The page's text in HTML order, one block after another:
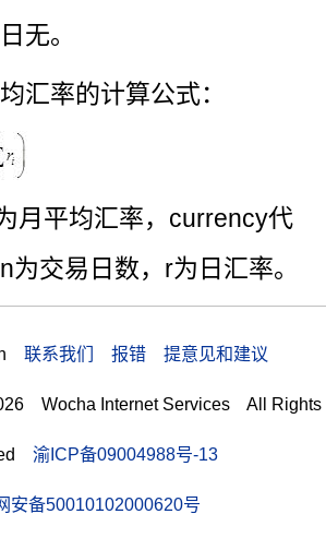
无。
汇率的计算公式：
月平均汇率，currency代
为交易日数，r为日汇率。
联系我们 报错 提意见和建议
Wocha Internet Services All Rights
渝ICP备09004988号-13
安备50010102000620号